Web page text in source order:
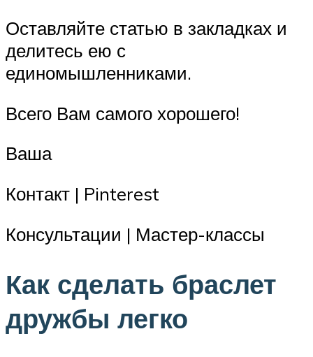
Оставляйте статью в закладках и
делитесь ею с
единомышленниками.
Всего Вам самого хорошего!
Ваша
Контакт | Pinterest
Консультации | Мастер-классы
Как сделать браслет
дружбы легко